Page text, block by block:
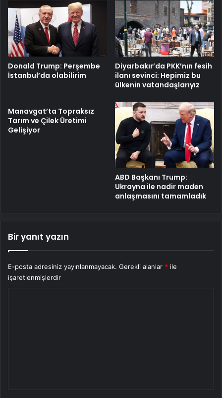
Donald Trump: Perşembe
İstanbul’da olabilirim
Diyarbakır’da PKK’nın fesih
ilanı sevinci: Hepimiz bu
ülkenin vatandaşlarıyız
Manavgat’ta Topraksız
Tarım ve Çilek Üretimi
Gelişiyor
ABD Başkanı Trump:
Ukrayna ile nadir maden
anlaşmasını tamamladık
Bir yanıt yazın
E-posta adresiniz yayınlanmayacak. Gerekli alanlar * ile
işaretlenmişlerdir